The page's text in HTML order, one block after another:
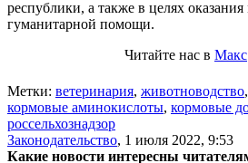
республики, а также в целях
гуманитарной помощи.
Читайте нас в Макс
Метки: ветеринария, животноводство,
кормовые аминокислоты, кормовые
россельхознадзор
Законодательство, 1 июля 2022, 9:53
Какие новости интересны